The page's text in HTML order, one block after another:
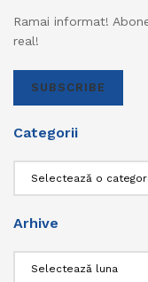
Ramai informat!
real!
SUBSCRIBE
Categorii
Arhive